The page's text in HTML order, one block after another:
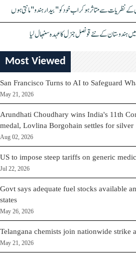
کے نظریات سے متاثر ہو کر اب خود کو "بیدار ہندو" مانتی ہوں
ہندوستان کے نئے قونصل جنرل کا عہدہ سنبھال لیا
Most Viewed
San Francisco Turns to AI to Safeguard
May 21, 2026
Arundhati Choudhary wins India's 11th
medal, Lovlina Borgohain settles for silver
Aug 02, 2026
US to impose steep tariffs on generic
Jul 22, 2026
Govt says adequate fuel stocks available
states
May 26, 2026
Telangana chemists join nationwide strike
May 21, 2026